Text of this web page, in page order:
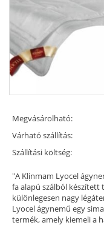
Megvásárolható:
Várható szállítás:
Szállítási költség:
"A Klinmam Lyocel
fa alapú szálból
különlegesen nagy
Lyocel ágynemű egy
termék, amely kiemeli a